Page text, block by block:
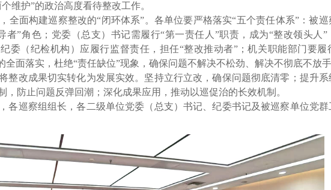
维护”的政治高度看待整改工作。
面构建巡察整改的“闭环体系”。各单位要严格落实“五个责任体系”：被巡
者”角色；党委（总支）书记需履行“第一责任人”职责，成为“整改领头人”
委（纪检机构）应履行监督责任，担任“整改推动者”；机关职能部门要
面落实，杜绝“责任缺位”现象，确保问题不解决不松劲、解决不彻底不放手
改成果切实转化为发展实效。坚持立行立改，确保问题彻底清零；提升系
防止问题反弹回潮；深化成果应用，推动以巡促治的长效机制。
巡察组组长，各二级单位党委（总支）书记、纪委书记及被巡察单位党群